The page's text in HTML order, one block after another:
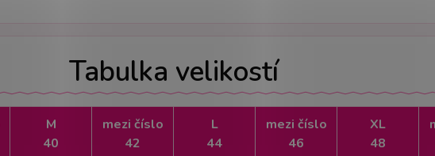
Tabulka velikostí
M
40
mezi číslo
42
L
44
mezi číslo
46
XL
48